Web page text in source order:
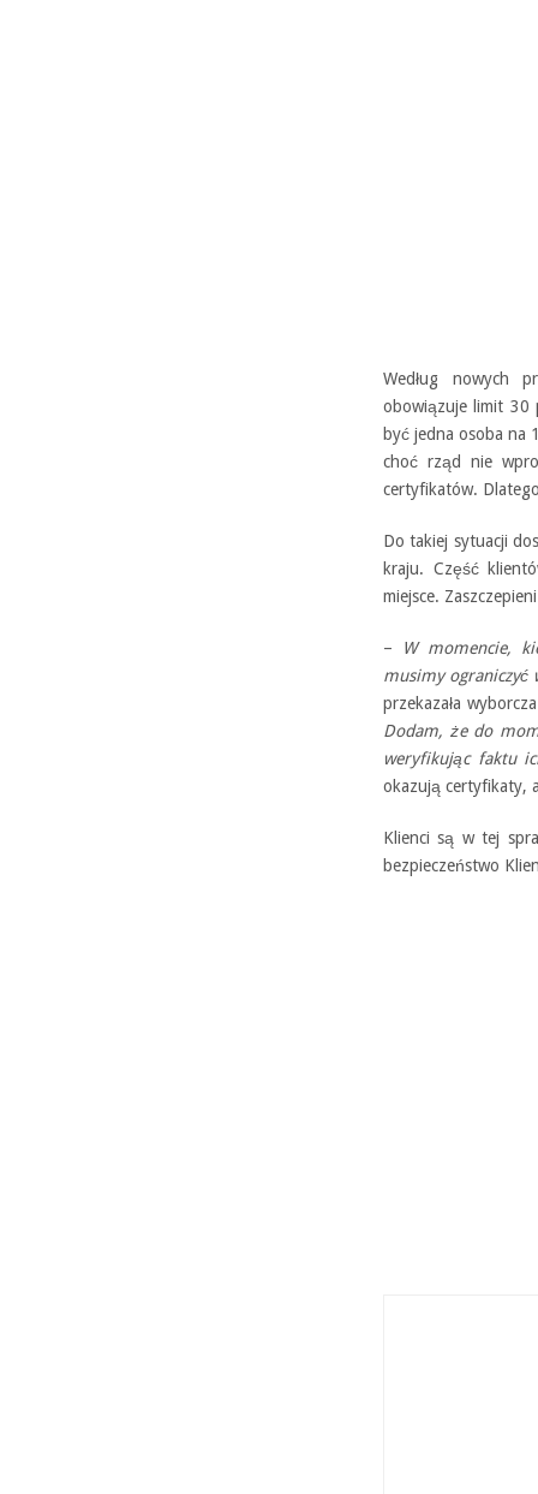
Według nowych
obowiązuje limit 30
być jedna osoba na
choć rząd nie
certyfikatów.
Do takiej sytuacji
kraju. Część
miejsce.
– W momencie,
musimy ograniczyć
przekazała
Dodam, że do
weryfikując faktu
okazują certyfikaty,
Klienci są w tej
bezpieczeństwo